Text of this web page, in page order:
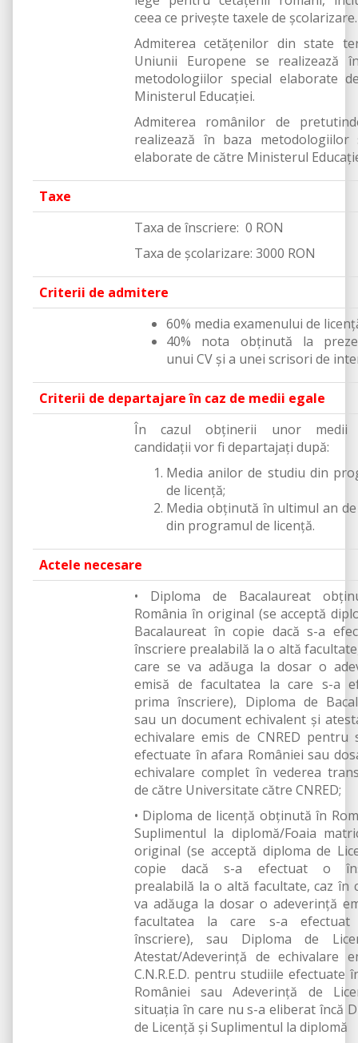
ceea ce privește taxele de școlarizare.
Admiterea cetățenilor din state
Uniunii Europene se realizează
metodologiilor special elaborate
Ministerul Educației.
Admiterea românilor de
realizează în baza metodologiilor
elaborate de către Ministerul
Taxe
Taxa de înscriere: 0 RON
Taxa de şcolarizare: 3000 RON
Criterii de admitere
60% media examenului de
40% nota obținută la
unui CV și a unei scrisori de
Criterii de departajare în caz de medii egale
În cazul obţinerii unor medii
candidaţii vor fi departajaţi după:
Media anilor de studiu din
de licență;
⁠Media obținută în ultimul an
din programul de licență.
Actele necesare
• Diploma de Bacalaureat
România în original (se acceptă
Bacalaureat în copie dacă s-a
înscriere prealabilă la o altă
care se va adăuga la dosar o
emisă de facultatea la care s-a
prima înscriere), Diploma de
sau un document echivalent și
echivalare emis de CNRED pentru
efectuate în afara României sau
echivalare complet în vederea
de către Universitate către CNRED;
• Diploma de licență obținută în
Suplimentul la diplomă/Foaia
original (se acceptă diploma de
copie dacă s-a efectuat o
prealabilă la o altă facultate, caz în
va adăuga la dosar o adeverință
facultatea la care s-a efectuat
înscriere), sau Diploma de
Atestat/Adeverință de echivalare
C.N.R.E.D. pentru studiile efectuate
României sau Adeverință de
situația în care nu s-a eliberat încă
de Licență și Suplimentul la diplomă